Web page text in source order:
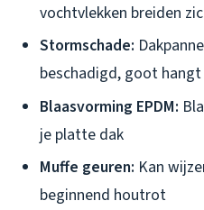
vochtvlekken breiden
Stormschade:
beschadigd, goot
Blaasvorming EPDM:
je platte dak
Muffe geuren: Kan
beginnend houtrot